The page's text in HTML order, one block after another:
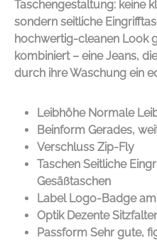
Taschengestaltung: keine
sondern seitliche
hochwertig-cleanen Look
kombiniert – eine Jeans,
durch ihre Waschung ein
Leibhöhe Normale
Beinform Gerades,
Verschluss Zip-Fly
Taschen Seitliche
Gesäßtaschen
Label Logo-Badge
Optik Dezente
Passform Sehr gute,